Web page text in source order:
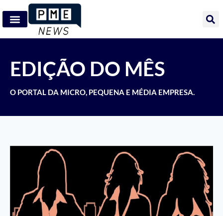
EDIÇÃO DO MÊS
O PORTAL DA MICRO, PEQUENA E MÉDIA EMPRESA.